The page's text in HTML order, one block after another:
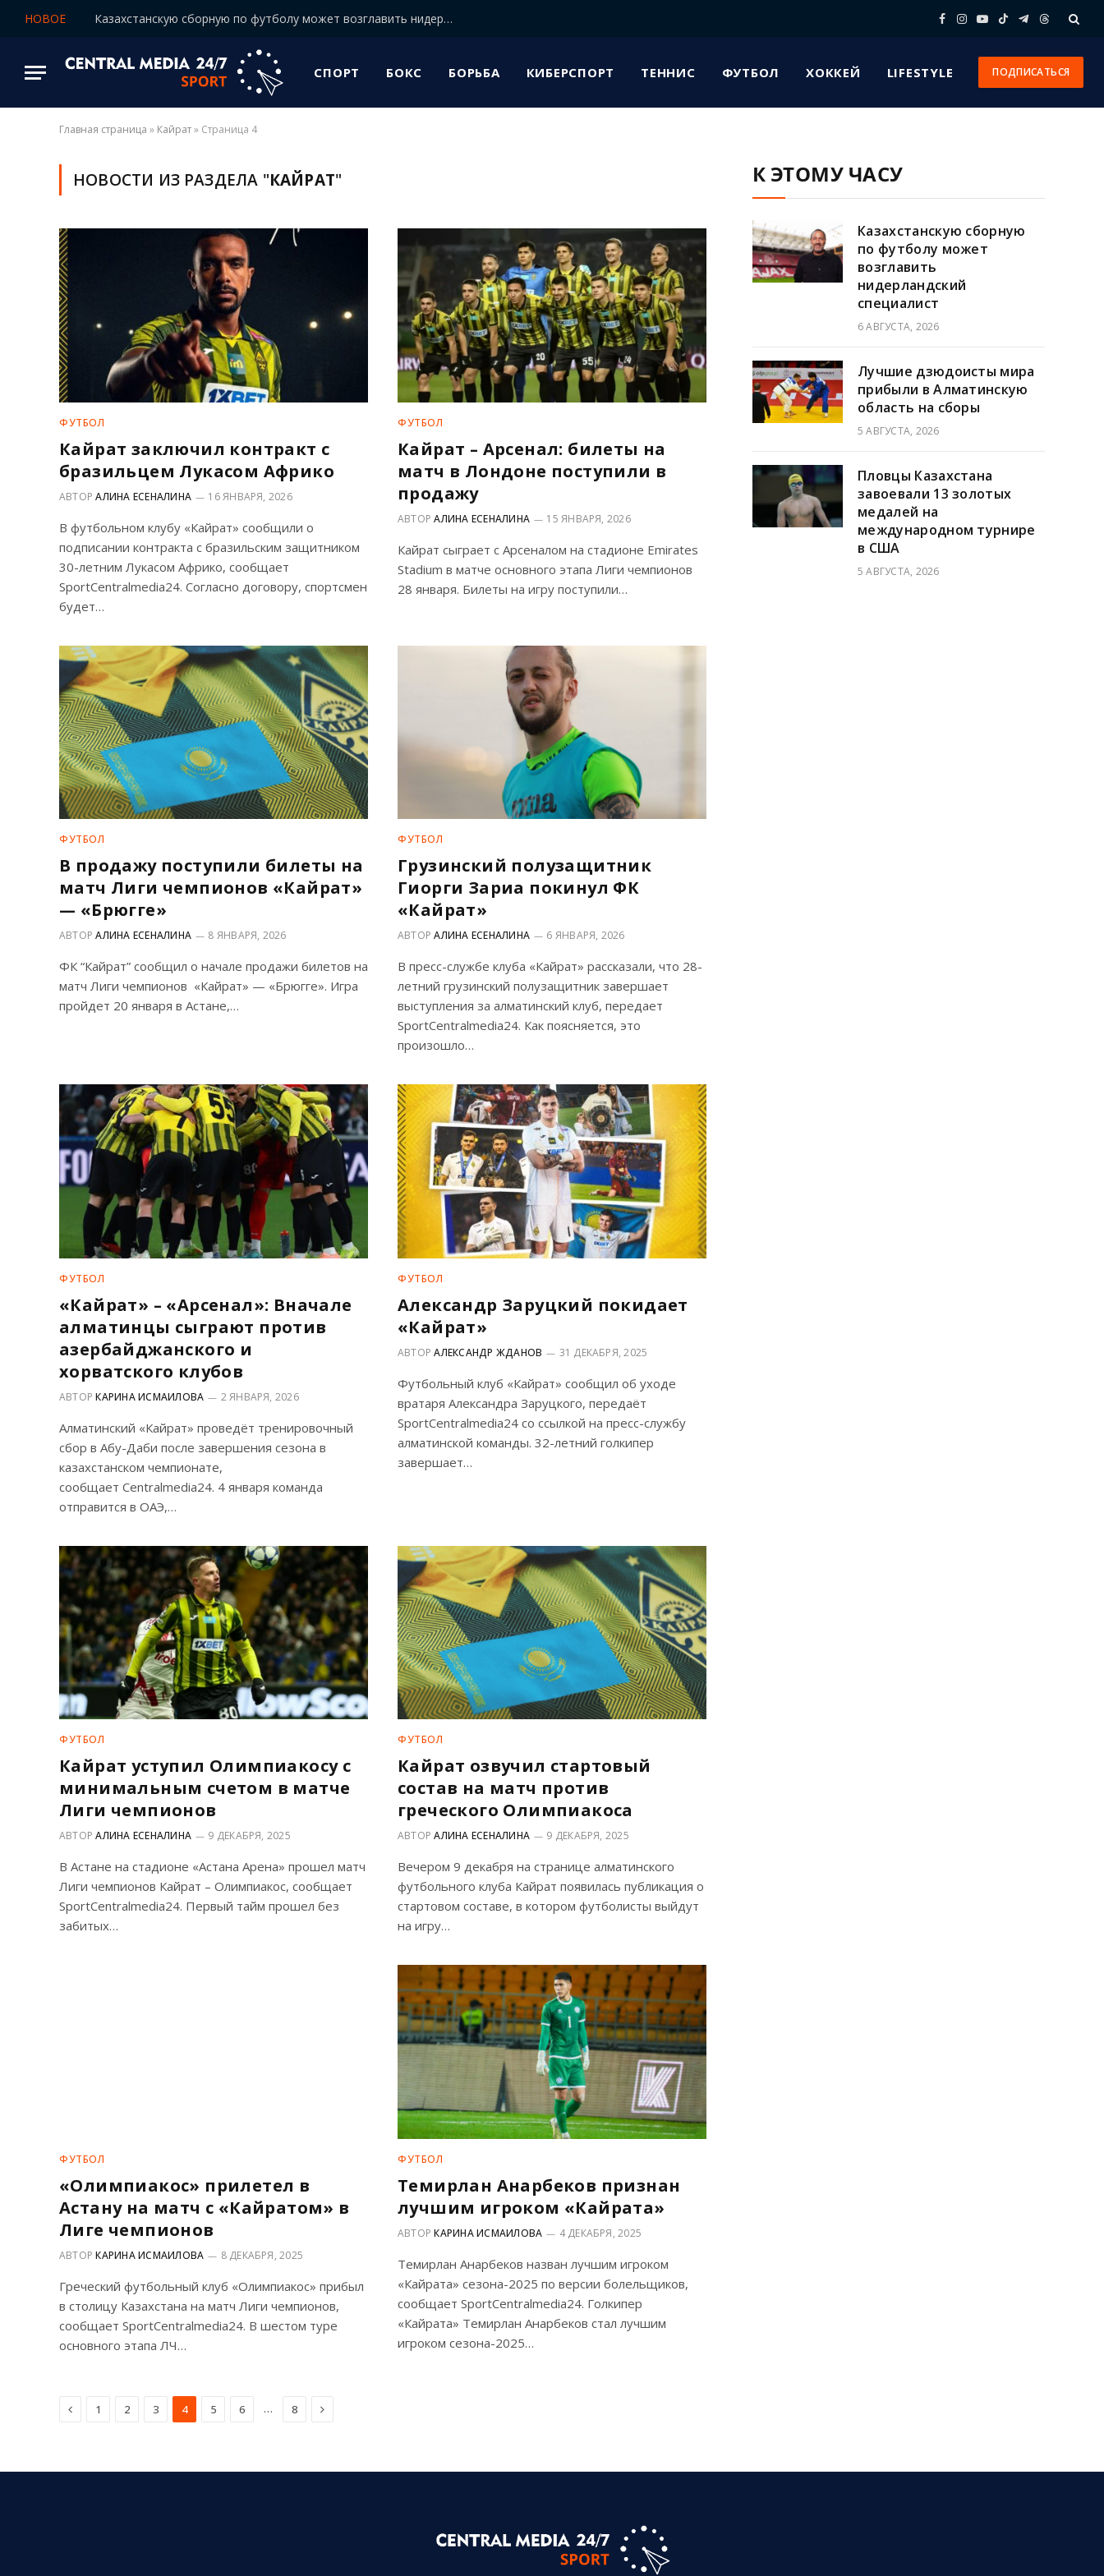
НОВОЕ Казахстанскую сборную по футболу может возглавить нидерландский специалист Facebook
Instagram
YouTube
TikTokTelegram
Threads
СПОРТ БОКС БОРЬБА КИБЕРСПОРТ ТЕННИС ФУТБОЛ ХОККЕЙ LIFESTYLE ПОДПИСАТЬСЯ
Главная страница » Кайрат» Страница 4
НОВОСТИ ИЗ РАЗДЕЛА "КАЙРАТ"
ФУТБОЛ
Кайрат заключил контракт с
бразильцем Лукасом Африко
АВТОРАЛИНА ЕСЕНАЛИНА 16 ЯНВАРЯ, 2026
В футбольном клубу «Кайрат» сообщили о
подписании контракта с бразильским защитником
30-летним Лукасом Африко, сообщает
SportCentralmedia24. Согласно договору, спортсмен
будет…
ФУТБОЛ
Кайрат – Арсенал: билеты на
матч в Лондоне поступили в
продажу
АВТОРАЛИНА ЕСЕНАЛИНА 15 ЯНВАРЯ, 2026
Кайрат сыграет с Арсеналом на стадионе Emirates
Stadium в матче основного этапа Лиги чемпионов
28 января. Билеты на игру поступили…
ФУТБОЛ
В продажу поступили билеты на
матч Лиги чемпионов «Кайрат»
— «Брюгге»
АВТОРАЛИНА ЕСЕНАЛИНА 8 ЯНВАРЯ, 2026
ФК “Кайрат” сообщил о начале продажи билетов на
матч Лиги чемпионов «Кайрат» — «Брюгге». Игра
пройдет 20 января в Астане,…
ФУТБОЛ
Грузинский полузащитник
Гиорги Зариа покинул ФК
«Кайрат»
АВТОРАЛИНА ЕСЕНАЛИНА 6 ЯНВАРЯ, 2026
В пресс-службе клуба «Кайрат» рассказали, что 28-
летний грузинский полузащитник завершает
выступления за алматинский клуб, передает
SportCentralmedia24. Как поясняется, это
произошло…
ФУТБОЛ
«Кайрат» – «Арсенал»: Вначале
алматинцы сыграют против
азербайджанского и
хорватского клубов
АВТОРКАРИНА ИСМАИЛОВА 2 ЯНВАРЯ, 2026
Алматинский «Кайрат» проведёт тренировочный
сбор в Абу-Даби после завершения сезона в
казахстанском чемпионате,
сообщает Centralmedia24. 4 января команда
отправится в ОАЭ,…
ФУТБОЛ
Александр Заруцкий покидает
«Кайрат»
АВТОРАЛЕКСАНДР ЖДАНОВ 31 ДЕКАБРЯ, 2025
Футбольный клуб «Кайрат» сообщил об уходе
вратаря Александра Заруцкого, передаёт
SportCentralmedia24 со ссылкой на пресс-службу
алматинской команды. 32-летний голкипер
завершает…
ФУТБОЛ
Кайрат уступил Олимпиакосу с
минимальным счетом в матче
Лиги чемпионов
АВТОРАЛИНА ЕСЕНАЛИНА 9 ДЕКАБРЯ, 2025
В Астане на стадионе «Астана Арена» прошел матч
Лиги чемпионов Кайрат – Олимпиакос, сообщает
SportCentralmedia24. Первый тайм прошел без
забитых…
ФУТБОЛ
Кайрат озвучил стартовый
состав на матч против
греческого Олимпиакоса
АВТОРАЛИНА ЕСЕНАЛИНА 9 ДЕКАБРЯ, 2025
Вечером 9 декабря на странице алматинского
футбольного клуба Кайрат появилась публикация о
стартовом составе, в котором футболисты выйдут
на игру…
ФУТБОЛ
«Олимпиакос» прилетел в
Астану на матч с «Кайратом» в
Лиге чемпионов
АВТОРКАРИНА ИСМАИЛОВА 8 ДЕКАБРЯ, 2025
Греческий футбольный клуб «Олимпиакос» прибыл
в столицу Казахстана на матч Лиги чемпионов,
сообщает SportCentralmedia24. В шестом туре
основного этапа ЛЧ…
ФУТБОЛ
Темирлан Анарбеков признан
лучшим игроком «Кайрата»
АВТОРКАРИНА ИСМАИЛОВА 4 ДЕКАБРЯ, 2025
Темирлан Анарбеков назван лучшим игроком
«Кайрата» сезона-2025 по версии болельщиков,
сообщает SportCentralmedia24. Голкипер
«Кайрата» Темирлан Анарбеков стал лучшим
игроком сезона-2025…
Previous
1 2 3 4 5 6 … 8 Next
К ЭТОМУ ЧАСУ
Казахстанскую сборную
по футболу может
возглавить
нидерландский
специалист
6 АВГУСТА, 2026
Лучшие дзюдоисты мира
прибыли в Алматинскую
область на сборы
5 АВГУСТА, 2026
Пловцы Казахстана
завоевали 13 золотых
медалей на
международном турнире
в США
5 АВГУСТА, 2026